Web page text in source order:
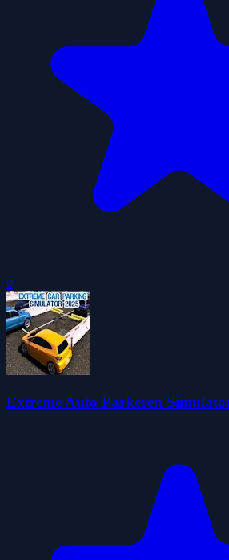
0
Extreme Auto Parkeren